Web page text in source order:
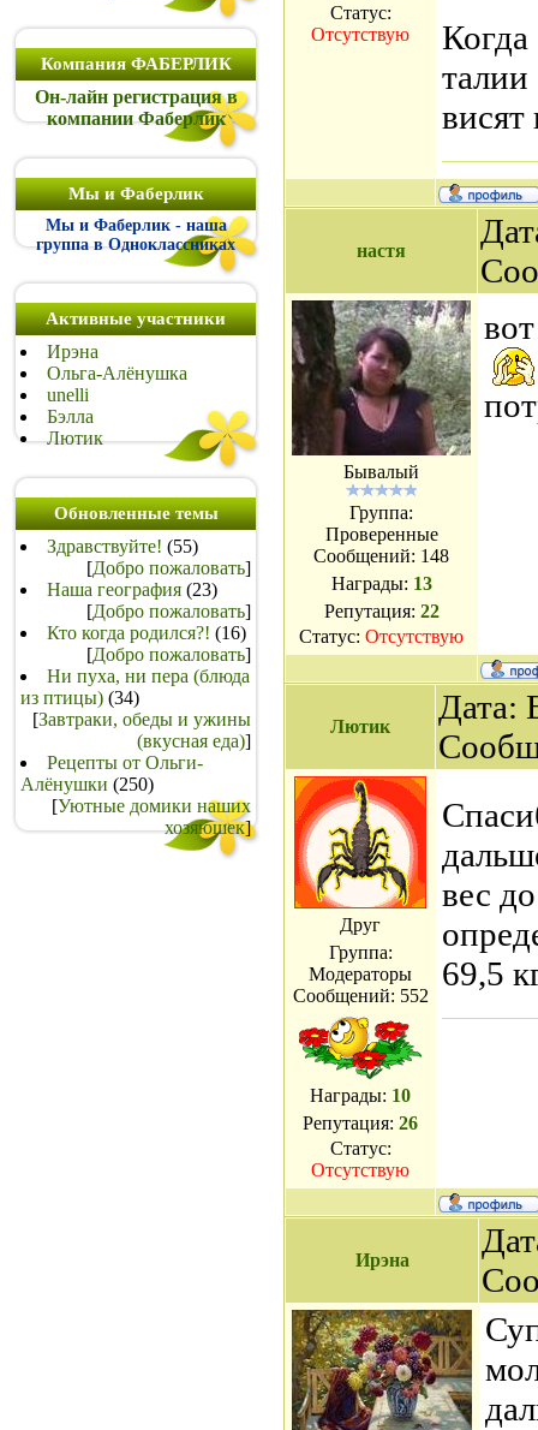
Компания ФАБЕРЛИК
Он-лайн регистрация в
компании Фаберлик
Мы и Фаберлик
Мы и Фаберлик - наша
группа в Одноклассниках
Активные участники
Ирэна
Ольга-Алёнушка
unelli
Бэлла
Лютик
Обновленные темы
Здравствуйте! (55)
[Добро пожаловать]
Наша география (23)
[Добро пожаловать]
Кто когда родился?! (16)
[Добро пожаловать]
Ни пуха, ни пера (блюда
из птицы) (34)
[Завтраки, обеды и ужины
(вкусная еда)]
Рецепты от Ольги-
Алёнушки (250)
[Уютные домики наших
хозяюшек]
Статус:
Отсутствую
настя
Бывалый
Группа:
Проверенные
Сообщений: 148
Награды: 13
Репутация: 22
Статус: Отсутствую
Лютик
Дата:
Друг
Группа:
Модераторы
Сообщений: 552
Награды: 10
Репутация: 26
Статус:
Отсутствую
вес
69,5
Ирэна